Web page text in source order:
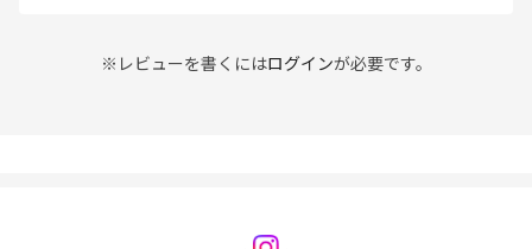
※レビューを書くにはログインが必要です。